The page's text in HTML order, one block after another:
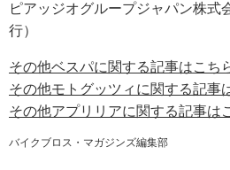
ピアッジオグループジャパン株式
行）
その他ベスパに関する記事はこち
その他モトグッツィに関する記事
その他アプリリアに関する記事は
バイクブロス・マガジンズ編集部